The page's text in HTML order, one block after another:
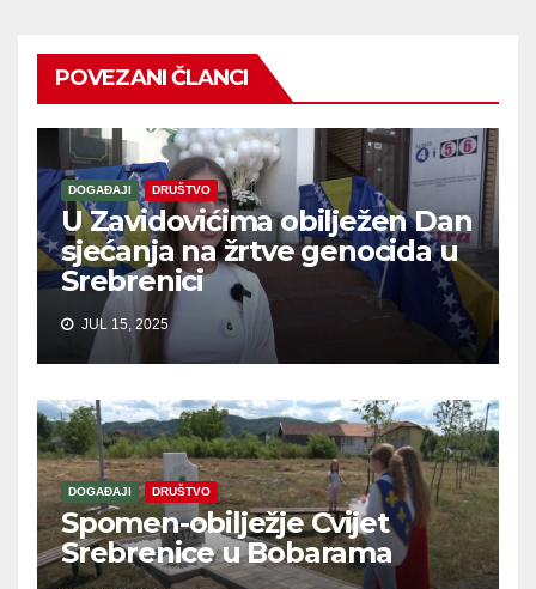
POVEZANI ČLANCI
DOGAĐAJI DRUŠTVO
U Zavidovićima obilježen Dan
sjećanja na žrtve genocida u
Srebrenici
JUL 15, 2025
DOGAĐAJI DRUŠTVO
Spomen-obilježje Cvijet
Srebrenice u Bobarama